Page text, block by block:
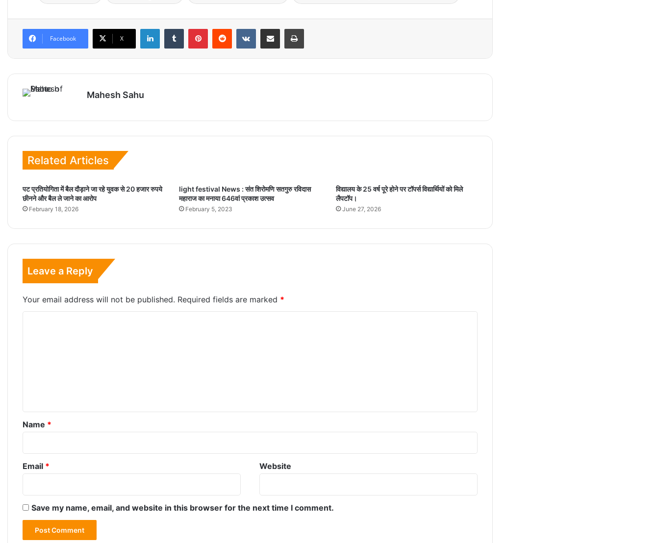
Facebook X
Mahesh Sahu
Related Articles
पट प्रतियोगिता में बैल दौड़ाने जा रहे युवक से 20 हजार रुपये
छीनने और बैल ले जाने का आरोप
February 18, 2026
light festival News : संत शिरोमणि सतगुरु रविदास
महाराज का मनाया 646वां प्रकाश उत्सव
February 5, 2023
विद्यालय के 25 वर्ष पूरे होने पर टॉपर्स विद्यार्थियों को मिले
लैपटॉप।
June 27, 2026
Leave a Reply
Your email address will not be published. Required fields are marked *
*
Name *
Email * Website
Save my name, email, and website in this browser for the next time I comment.